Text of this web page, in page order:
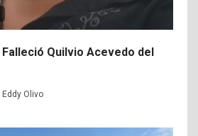
Quilvio Acevedo del
Eddy Olivo